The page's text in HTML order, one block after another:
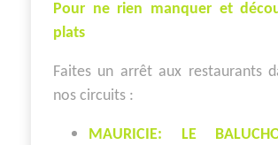
Pour ne rien manquer et
plats
Faites un arrêt aux restaurants
nos circuits :
MAURICIE: LE